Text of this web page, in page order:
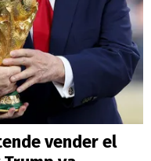
vender el